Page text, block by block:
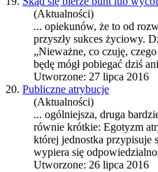
(Aktualności)
... opiekunów, że to od
przyszły sukces życiowy.
„Nieważne, co czuję,
będę mógł pobiegać dziś
Utworzone: 27 lipca 2016
20. Publiczne atrybucje
(Aktualności)
... ogólniejsza, druga
równie krótkie: Egotyzm
której jednostka przypisuje
wypiera się
Utworzone: 26 lipca 2016